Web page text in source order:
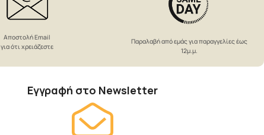
Αποστολή Email
για ότι χρειάζεστε
Παραλαβή από εμάς για παραγγελίες έως
12μ.μ.
Εγγραφή στο Newsletter